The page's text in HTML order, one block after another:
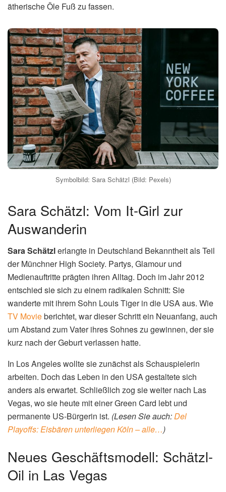
ätherische Öle Fuß zu fassen.
Symbolbild: Sara Schätzl (Bild: Pexels)
Sara Schätzl: Vom It-Girl zur
Auswanderin
Sara Schätzlerlangte in Deutschland Bekanntheit als Teil
der Münchner High Society. Partys, Glamour und
Medienauftritte prägten ihren Alltag. Doch im Jahr 2012
entschied sie sich zu einem radikalen Schnitt: Sie
wanderte mit ihrem Sohn Louis Tiger in die USA aus. Wie
TV Movieberichtet, war dieser Schritt ein Neuanfang, auch
um Abstand zum Vater ihres Sohnes zu gewinnen, der sie
kurz nach der Geburt verlassen hatte.
In Los Angeles wollte sie zunächst als Schauspielerin
arbeiten. Doch das Leben in den USA gestaltete sich
anders als erwartet. Schließlich zog sie weiter nach Las
Vegas, wo sie heute mit einer Green Card lebt und
permanente US-Bürgerin ist. (Lesen Sie auch:Del
Playoffs: Eisbären unterliegen Köln – alle…)
Neues Geschäftsmodell: Schätzl-
Oil in Las Vegas